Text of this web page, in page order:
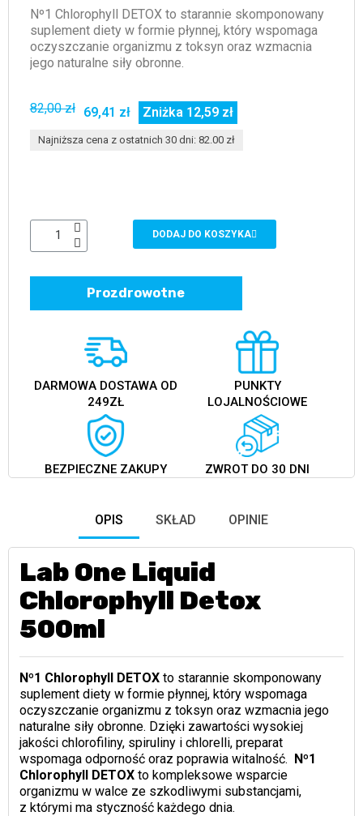
Nº1 Chlorophyll DETOX to starannie skomponowany
suplement diety w formie płynnej, który wspomaga
oczyszczanie organizmu z toksyn oraz wzmacnia
jego naturalne siły obronne.
82,00 zł 69,41 zł Zniżka 12,59 zł
Najniższa cena z ostatnich 30 dni: 82.00 zł
DODAJ DO KOSZYKA
Prozdrowotne
DARMOWA DOSTAWA OD
249ZŁ
PUNKTY
LOJALNOŚCIOWE
BEZPIECZNE ZAKUPY ZWROT DO 30 DNI
OPIS SKŁAD OPINIE
Lab One Liquid
Chlorophyll Detox
500ml
Nº1 Chlorophyll DETOXto starannie skomponowany
suplement diety w formie płynnej, który wspomaga
oczyszczanie organizmu z toksyn oraz wzmacnia jego
naturalne siły obronne. Dzięki zawartości wysokiej
jakości chlorofiliny, spiruliny i chlorelli, preparat
wspomaga odporność oraz poprawia witalność. Nº1
Chlorophyll DETOXto kompleksowe wsparcie
organizmu w walce ze szkodliwymi substancjami,
z którymi ma styczność każdego dnia.